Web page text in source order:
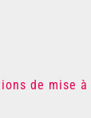
de mise